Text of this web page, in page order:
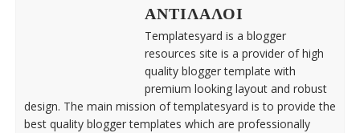
ΑΝΤΙΛΑΛΟΙ
Templatesyard is a blogger
resources site is a provider of high
quality blogger template with
premium looking layout and robust
design. The main mission of templatesyard is to provide the
best quality blogger templates which are professionally